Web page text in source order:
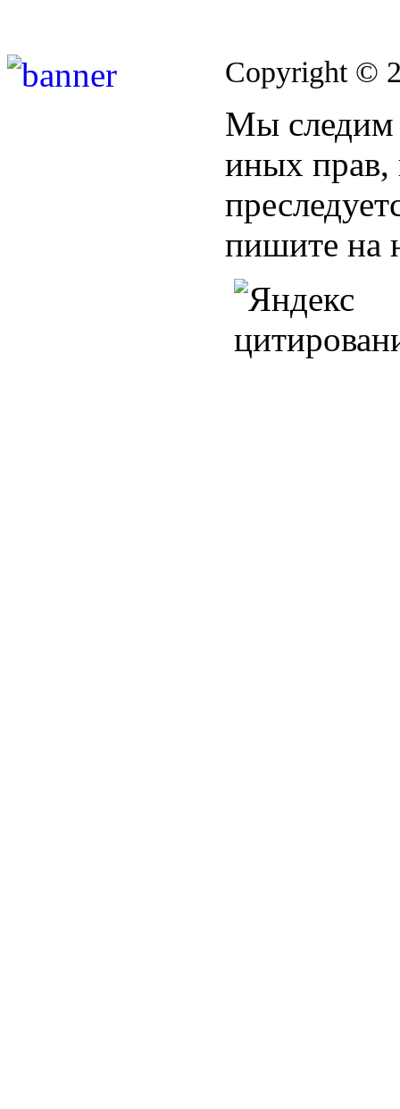
Copyright ©
Мы следим
иных прав,
пишите на